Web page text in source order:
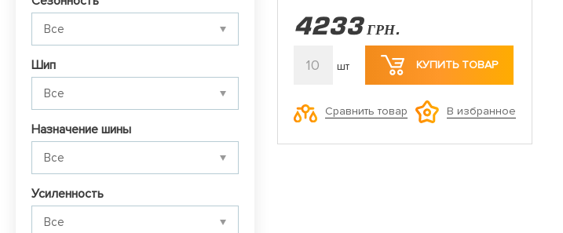
Шип
Назначение шины
Усиленность
4233 ГРН.
10 шт КУПИТЬ ТОВАР
Сравнить товар В избранное